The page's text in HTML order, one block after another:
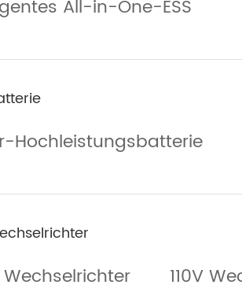
All-in-One-ESS
Hochleistungsbatterie
110V